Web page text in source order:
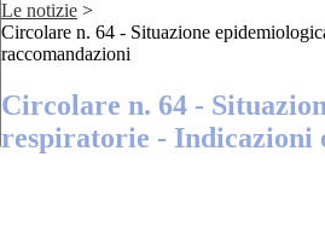
Le notizie >
Circolare n. 64 - Situazione
raccomandazioni
Circolare n. 64 -
respiratorie - Indicazioni